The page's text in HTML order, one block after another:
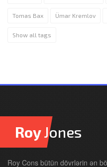
Tomas Bax Ümar Kremlov
Show all tags
RoyJones
Roy Cons bütün dövrlərin ən